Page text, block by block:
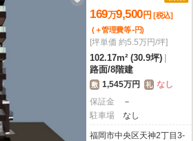
169万9,500円 [税込]
(＋管理費等-円)
[坪単価 約5.5万円/坪]
102.17m² (30.9坪)
路面/8階建
敷 1,545万円 礼 なし
保証金
－
駐車場
なし
福岡市中央区天神2丁目3-